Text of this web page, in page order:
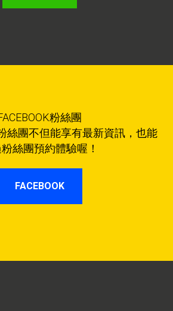
粉絲團
絲團不但能享有最新資訊，也能
絲團預約體驗喔！
FACEBOOK